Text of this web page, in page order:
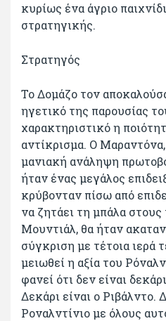
κυρίως ένα άγριο
στρατηγικής.
Στρατηγός
Το Δομάζο τον
ηγετικό της παρουσίας
χαρακτηριστικό η
αντίκρισμα. Ο
μανιακή ανάληψη
ήταν ένας μεγάλος
κρύβονταν πίσω από
να ζητάει τη μπάλα
Μουντιάλ, θα ήταν
σύγκριση με τέτοια ιερά
μειωθεί η αξία του
φανεί ότι δεν είναι
Δεκάρι είναι ο Ριβάλντο.
Ροναλντίνιο με όλους